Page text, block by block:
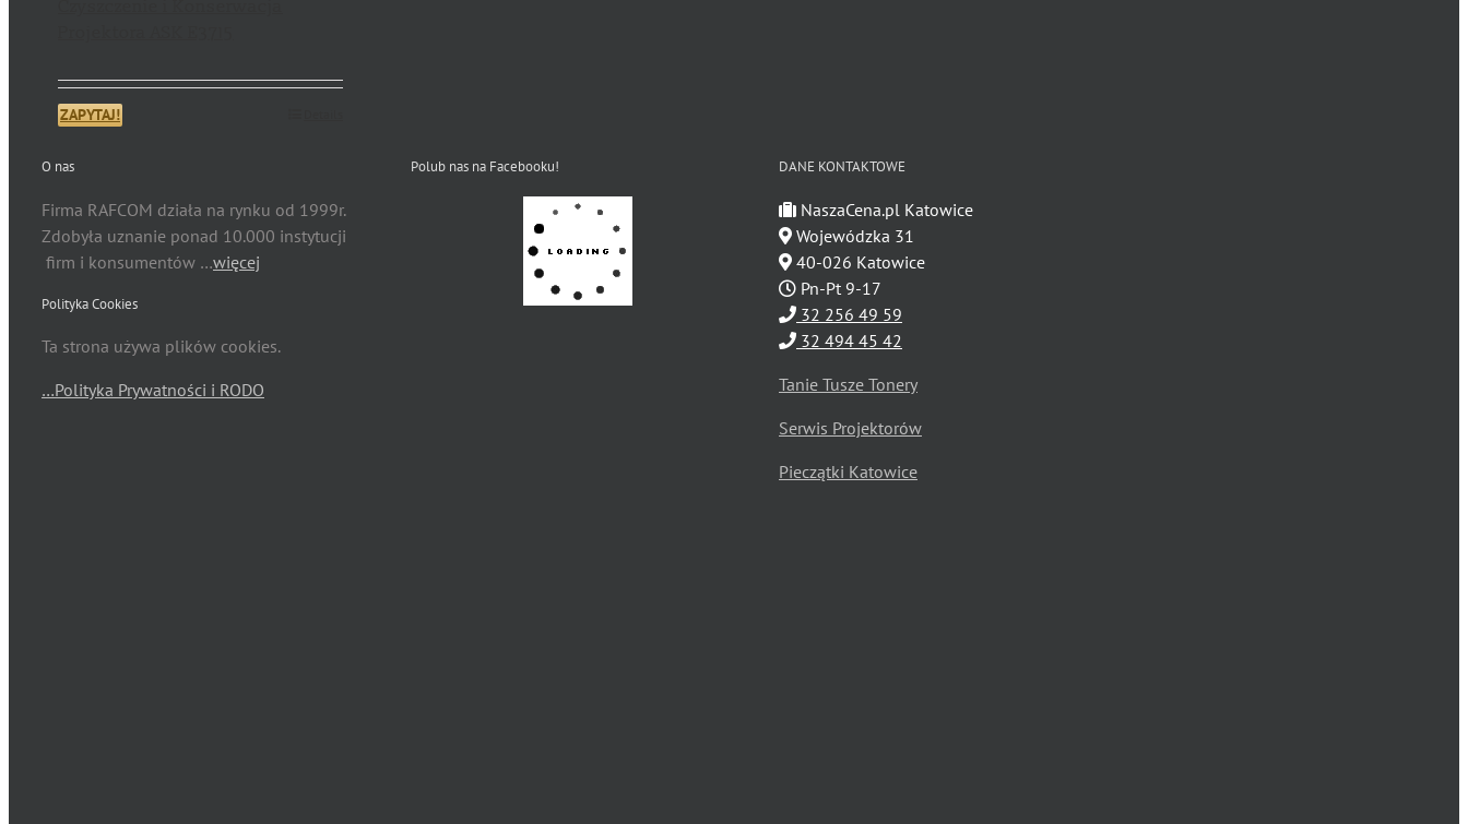
ZAPYTAJ!
O nas
Firma RAFCOM działa na rynku od 1999r.
Zdobyła uznanie ponad 10.000 instytucji
firm i konsumentów …więcej
Polityka Cookies
Ta strona używa plików cookies.
…Polityka Prywatności i RODO
Polub nas na Facebooku! DANE KONTAKTOWE
NaszaCena.pl Katowice
Wojewódzka 31
40-026 Katowice
Pn-Pt 9-17
32 256 49 59
32 494 45 42
Tanie Tusze Tonery
Serwis Projektorów
Pieczątki Katowice